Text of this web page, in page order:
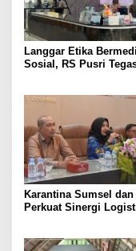
Langgar Etika
Sosial, RS Pusri
Karantina Sumsel dan
Perkuat Sinergi